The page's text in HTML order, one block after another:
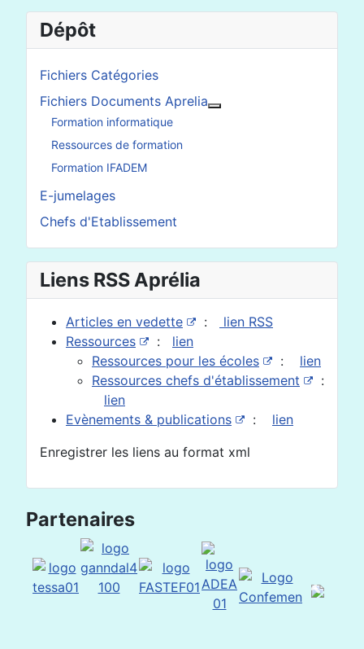
Dépôt
Fichiers Catégories
Fichiers Documents Aprelia
Formation informatique
Ressources de formation
Formation IFADEM
E-jumelages
Chefs d'Etablissement
Liens RSS Aprélia
Articles en vedette :
lien RSS
Ressources
: lien
Ressources pour les écoles
: lien
Ressources chefs d'établissement
:
lien
Evènements & publications
: lien
Enregistrer les liens au format xml
Partenaires